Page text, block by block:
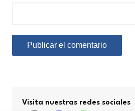
Visita nuestras redes sociales